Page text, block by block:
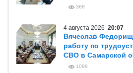
368
4 августа 2026 20:07
Вячеслав
работу по
СВО в Самарской
1099